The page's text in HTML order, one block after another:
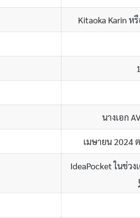
Kitaoka Karin
นางเอก
เมษายน 2024
IdeaPocket ในช่ว